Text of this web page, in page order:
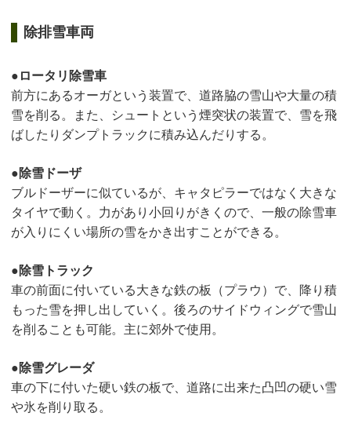
除排雪車両
ロータリ除雪車
前方にあるオーガという装置で、道路脇の雪山や大量の積
雪を削る。また、シュートという煙突状の装置で、雪を飛
ばしたりダンプトラックに積み込んだりする。
除雪ドーザ
ブルドーザーに似ているが、キャタピラーではなく大きな
タイヤで動く。力があり小回りがきくので、一般の除雪車
が入りにくい場所の雪をかき出すことができる。
除雪トラック
車の前面に付いている大きな鉄の板（プラウ）で、降り積
もった雪を押し出していく。後ろのサイドウィングで雪山
を削ることも可能。主に郊外で使用。
除雪グレーダ
車の下に付いた硬い鉄の板で、道路に出来た凸凹の硬い雪
や氷を削り取る。